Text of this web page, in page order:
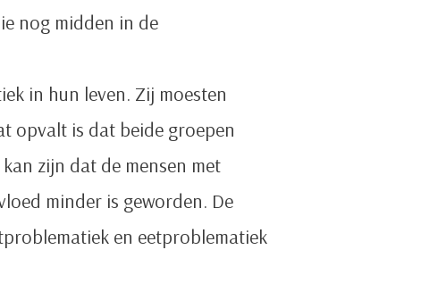
nog midden in de
in hun leven. Zij moesten
opvalt is dat beide groepen
zijn dat de mensen met
minder is geworden. De
en eetproblematiek